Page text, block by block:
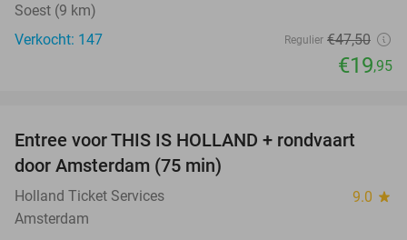
Soest (9 km)
Verkocht: 147
Regulier €47,50
€19,95
14%
Entree voor THIS IS HOLLAND + rondvaart
door Amsterdam (75 min)
Holland Ticket Services 9.0 star
Amsterdam